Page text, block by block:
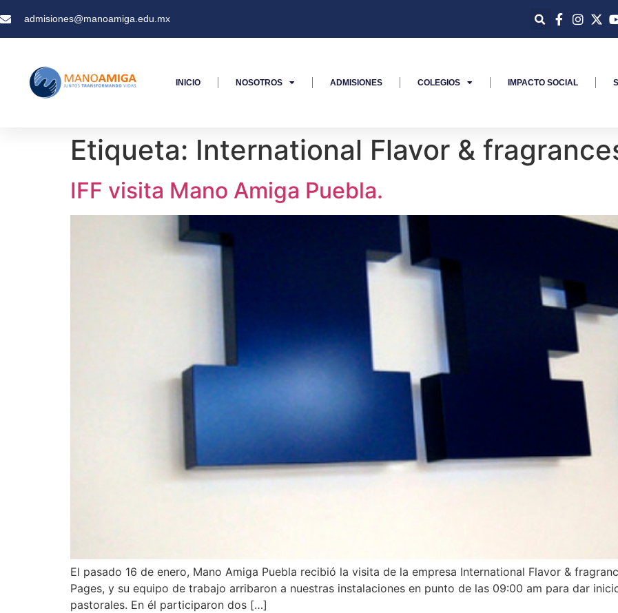
admisiones@manoamiga.edu.mx
INICIO NOSOTROS ADMISIONES COLEGIOS IMPACTO SOCIAL
Etiqueta: International Flavor &
IFF visita Mano Amiga Puebla.
El pasado 16 de enero, Mano Amiga Puebla recibió la visita de la empresa International Flavor &
Pages, y su equipo de trabajo arribaron a nuestras instalaciones en punto de las 09:00 am para dar
pastorales. En él participaron dos […]